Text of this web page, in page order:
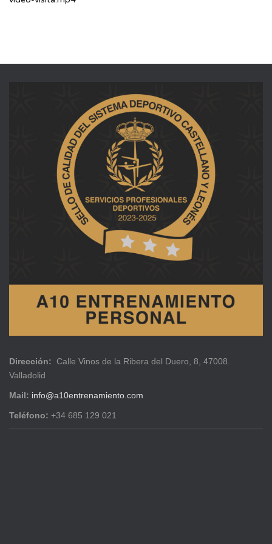
Dirección: Calle Vinos de la Ribera del Duero, 8, 47008.
Valladolid
Mail: info@a10entrenamiento.com
Teléfono: +34 685 129 021